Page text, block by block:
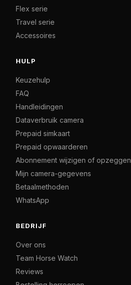
Flex serie
Travel serie
Accessoires
HULP
Keuzehulp
FAQ
Handleidingen
Dataverbruik camera
Prepaid simkaart
Prepaid opwaarderen
Abonnement wijzigen of opzeggen
Mijn camera-gegevens
Betaalmethoden
WhatsApp
BEDRIJF
Over ons
Team Horse Watch
Reviews